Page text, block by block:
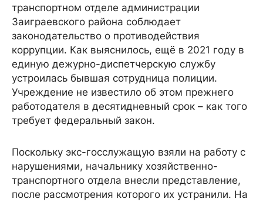
транспортном отделе администрации
Заиграевского района соблюдает
законодательство о противодействия
коррупции. Как выяснилось, ещё в 2021 году в
единую дежурно-диспетчерскую службу
устроилась бывшая сотрудница полиции.
Учреждение не известило об этом прежнего
работодателя в десятидневный срок – как того
требует федеральный закон.
Поскольку экс-госслужащую взяли на работу с
нарушениями, начальнику хозяйственно-
транспортного отдела внесли представление,
после рассмотрения которого их устранили. На